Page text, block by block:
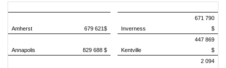
Amherst 679 621$ Inverness
671 790
$
Annapolis 829 688 $ Kentville
447 869
$
2 094